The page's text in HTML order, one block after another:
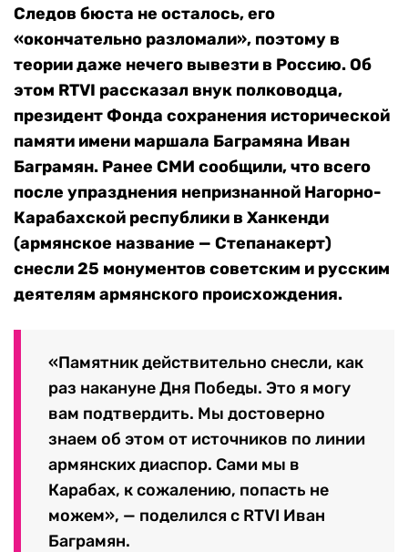
Следов бюста не осталось, его
«окончательно разломали», поэтому в
теории даже нечего вывезти в Россию. Об
этом RTVI рассказал внук полководца,
президент Фонда сохранения исторической
памяти имени маршала Баграмяна Иван
Баграмян. Ранее СМИ сообщили, что всего
после упразднения непризнанной Нагорно-
Карабахской республики в Ханкенди
(армянское название — Степанакерт)
снесли 25 монументов советским и русским
деятелям армянского происхождения.
«Памятник действительно снесли, как
раз накануне Дня Победы. Это я могу
вам подтвердить. Мы достоверно
знаем об этом от источников по линии
армянских диаспор. Сами мы в
Карабах, к сожалению, попасть не
можем», — поделился с RTVI Иван
Баграмян.